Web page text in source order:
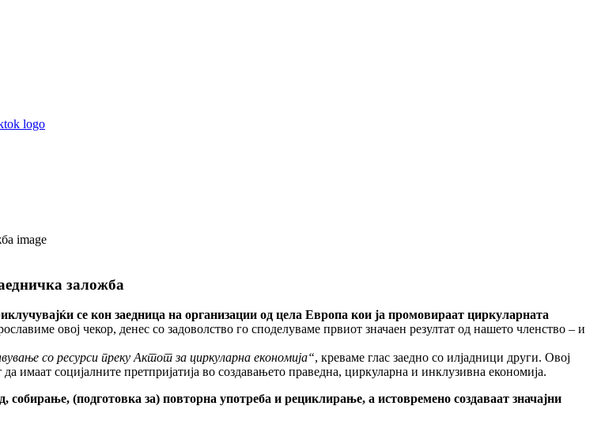
заложба
се кон заедница на организации од цела Европа кои ја промовираат циркуларната
овој чекор, денес со задоволство го споделуваме првиот значаен резултат од нашето членство – и
со ресурси преку Актот за циркуларна економија“, креваме глас заедно со илјадници други. Овој
социјалните претпријатија во создавањето праведна, циркуларна и инклузивна економија.
(подготовка за) повторна употреба и рециклирање, а истовремено создаваат значајни